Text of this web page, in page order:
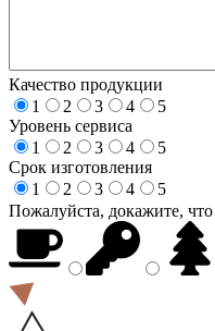
Качество продукции
1
2 3 4
5
Уровень сервиса
1
2 3 4
5
Срок изготовления
1
2 3 4
5
Пожалуйста, докажите,